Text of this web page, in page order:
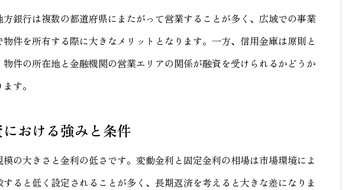
銀行は複数の都道府県にまたがって営業することが多く、広域での事業
件を所有する際に大きなメリットとなります。一方、信用金庫は原則と
件の所在地と金融機関の営業エリアの関係が融資を受けられるかどうか
す。
おける強みと条件
の大きさと金利の低さです。変動金利と固定金利の相場は市場環境によ
ると低く設定されることが多く、長期返済を考えると大きな差になりま